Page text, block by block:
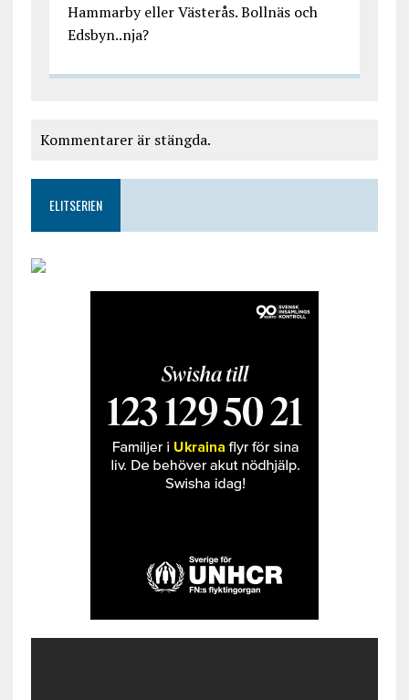
Hammarby eller Västerås. Bollnäs och
Edsbyn..nja?
Kommentarer är stängda.
ELITSERIEN